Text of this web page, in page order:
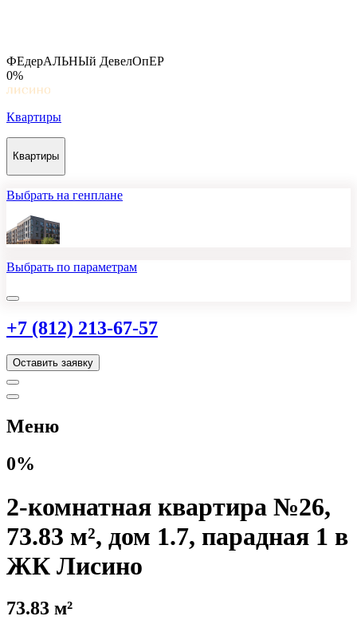
ФЕдерАЛЬНЫй ДевелОпЕР
0%
Квартиры
Квартиры
Выбрать на генплане
Выбрать по параметрам
+7 (812) 213-67-57
Оставить заявку
Меню
0%
2-комнатная квартира №26,
73.83 м², дом 1.7, парадная 1 в
ЖК Лисино
73.83 м²